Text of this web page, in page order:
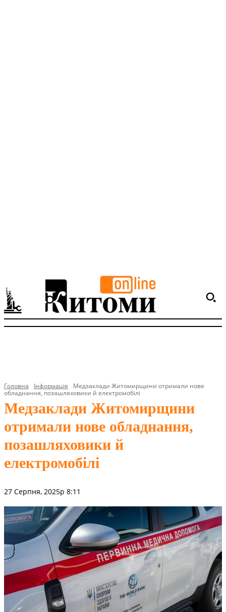
Головна Інформація
Медзаклади Житомирщини отримали нове
обладнання, позашляховики й електромобілі
Медзаклади Житомирщини
отримали нове обладнання,
позашляховики й
електромобілі
27 Серпня, 2025р 8:11